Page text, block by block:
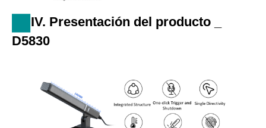
IV. Presentación del producto _
D5830